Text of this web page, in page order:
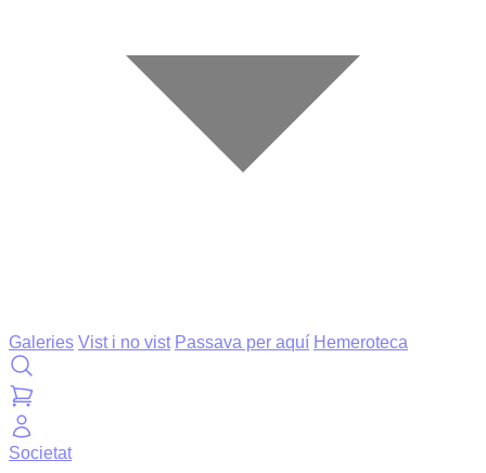
Galeries Vist i no vist Passava per aquí Hemeroteca
Societat